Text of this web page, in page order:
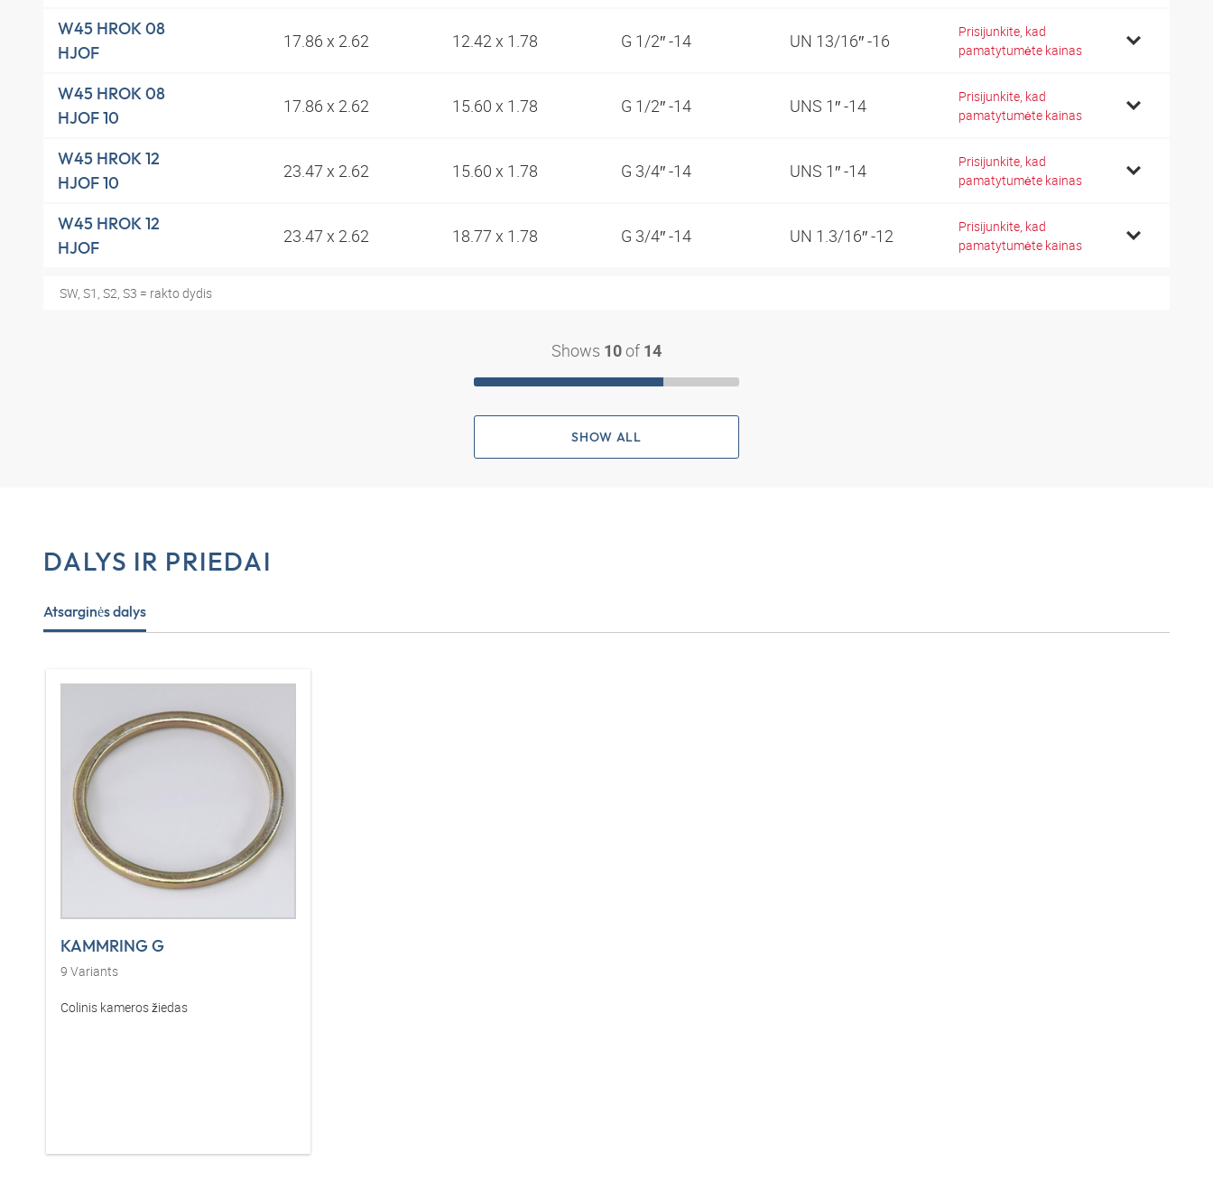
W45 HROK 08
HJOF
17.86 x 2.62 12.42 x 1.78 G 1/2″ -14 UN 13/16″ -16
Prisijunkite, kad
pamatytumėte kainas
W45 HROK 08
HJOF 10
17.86 x 2.62 15.60 x 1.78 G 1/2″ -14 UNS 1″ -14
Prisijunkite, kad
pamatytumėte kainas
W45 HROK 12
HJOF 10
23.47 x 2.62 15.60 x 1.78 G 3/4″ -14 UNS 1″ -14
Prisijunkite, kad
pamatytumėte kainas
W45 HROK 12
HJOF
23.47 x 2.62 18.77 x 1.78 G 3/4″ -14 UN 1.3/16″ -12
Prisijunkite, kad
pamatytumėte kainas
SW, S1, S2, S3 = rakto dydis
Shows 10 of 14
SHOW ALL
DALYS IR PRIEDAI
Atsarginės dalys
KAMMRING G
9 Variants
Colinis kameros žiedas